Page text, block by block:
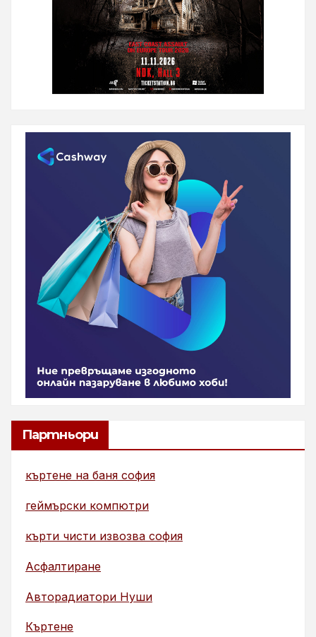
Партньори
къртене на баня софия
геймърски компютри
кърти чисти извозва софия
Асфалтиране
Авторадиатори Нуши
Къртене